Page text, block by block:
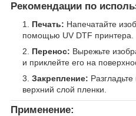
Рекомендации по
Печать: Напечатайте
помощью UV DTF принтера.
Перенос: Вырежьте
и приклейте его на
Закрепление:
верхний слой пленки.
Применение: